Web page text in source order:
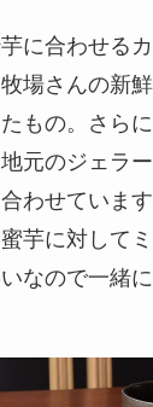
に合わせるカ
場さんの新
もの。さら
元のジェラ
わせています
芋に対して
なので一緒